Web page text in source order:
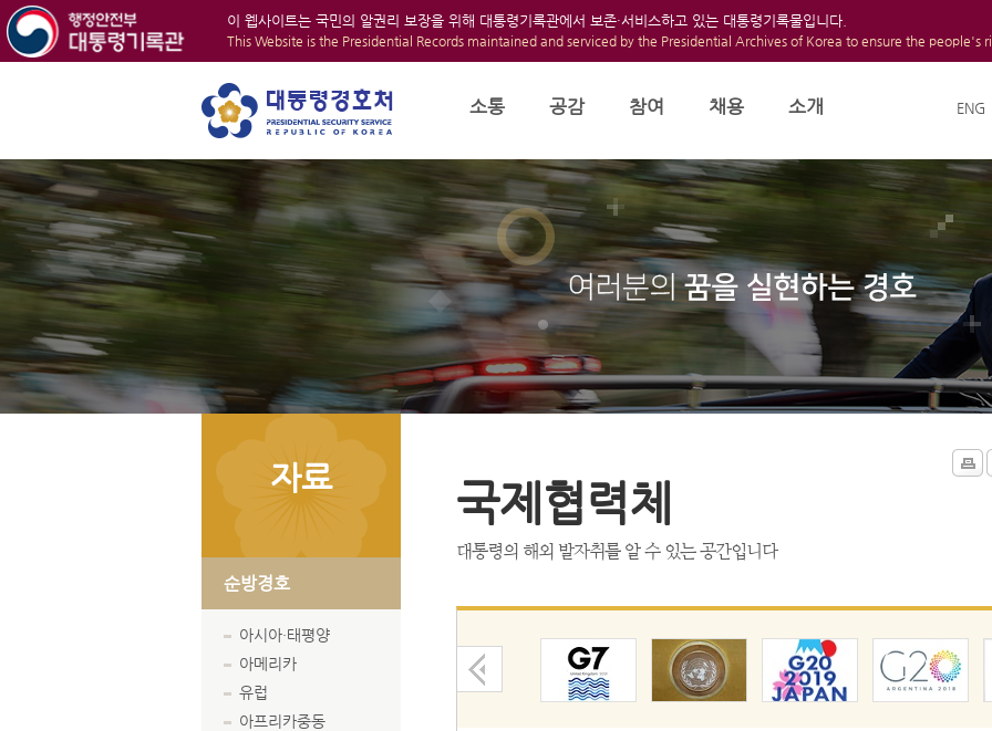
이 웹사이트는 국민의 알권리 보장을 위해 대통령기록관에서 보존·서비스하고 있는 대통령기록물입니다.
This Website is the Presidential Records maintained and serviced by the Presidential Archives of Korea to ensure the people's
ENG
소통 공감 참여 채용 소개
자료
순방경호
아시아·태평양
아메리카
유럽
아프리카중동
국제협력체
대통령의 해외 발자취를 알 수 있는 공간입니다